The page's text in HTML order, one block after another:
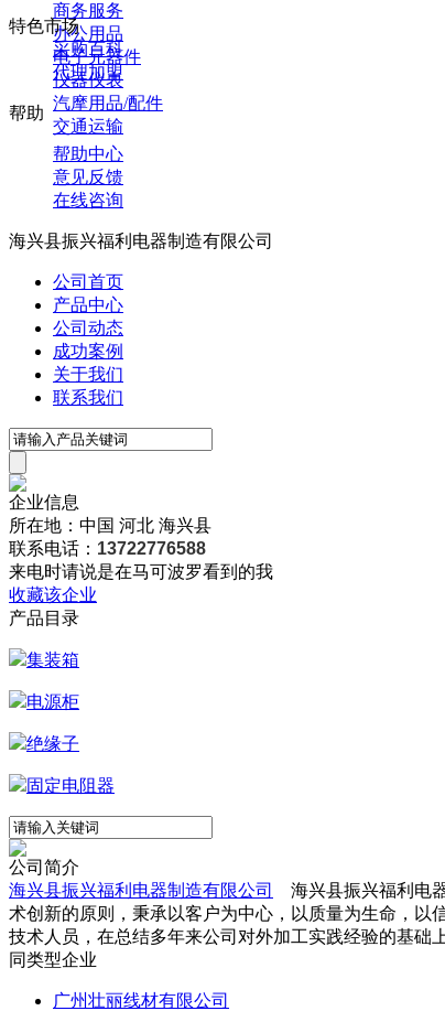
商务服务
办公用品
电子元器件
仪器仪表
汽摩用品/配件
交通运输
特色市场
采购百科
代理加盟
帮助
帮助中心
意见反馈
在线咨询
海兴县振兴福利电器制造有限公司
公司首页
产品中心
公司动态
成功案例
关于我们
联系我们
企业信息
所在地：中国 河北 海兴县
联系电话： 13722776588
来电时请说是在马可波罗看到的我
收藏该企业
产品目录
集装箱
电源柜
绝缘子
固定电阻器
公司简介
海兴县振兴福利电器制造有限公司
海兴县振兴福利电
术创新的原则，秉承以客户为中心，以质量为生命，以
技术人员，在总结多年来公司对外加工实践经验的基础
同类型企业
广州壮丽线材有限公司